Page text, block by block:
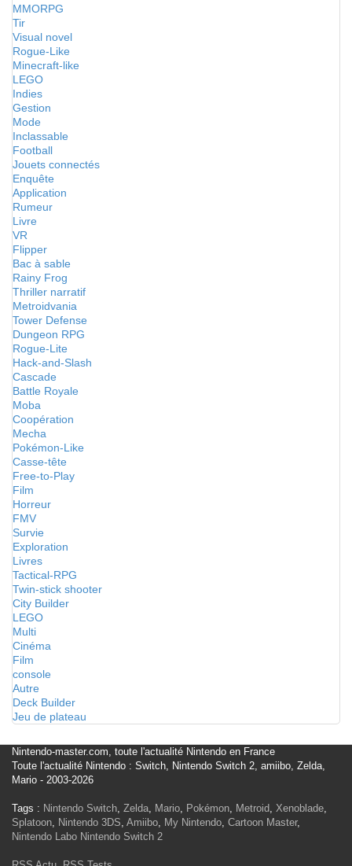
MMORPG
Tir
Visual novel
Rogue-Like
Minecraft-like
LEGO
Indies
Gestion
Mode
Inclassable
Football
Jouets connectés
Enquête
Application
Rumeur
Livre
VR
Flipper
Bac à sable
Rainy Frog
Thriller narratif
Metroidvania
Tower Defense
Dungeon RPG
Rogue-Lite
Hack-and-Slash
Cascade
Battle Royale
Moba
Coopération
Mecha
Pokémon-Like
Casse-tête
Free-to-Play
Film
Horreur
FMV
Survie
Exploration
Livres
Tactical-RPG
Twin-stick shooter
City Builder
LEGO
Multi
Cinéma
Film
console
Autre
Deck Builder
Jeu de plateau
Nintendo-master.com, toute l'actualité Nintendo en France
Toute l'actualité Nintendo : Switch, Nintendo Switch 2, amiibo, Zelda,
Mario - 2003-2026
Tags : Nintendo Switch, Zelda, Mario, Pokémon, Metroid, Xenoblade,
Splatoon, Nintendo 3DS, Amiibo, My Nintendo, Cartoon Master,
Nintendo Labo Nintendo Switch 2